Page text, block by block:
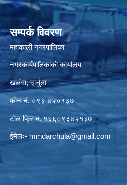
सम्पर्क विवरण
महाकाली नगरपालिका
नगरकार्यपालिकाको कार्यालय
खलंगा, दार्चुला
फोन नं. ०९३-४२०१३७
टोल फ्रि न. १६६०९३४२१३७
ईमेलः-mmdarchula@gmail.com